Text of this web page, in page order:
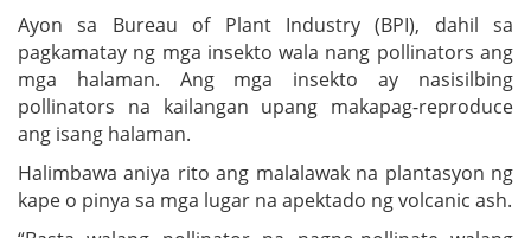
Ayon sa Bureau of Plant Industry (BPI), dahil sa
pagkamatay ng mga insekto wala nang pollinators ang
mga halaman. Ang mga insekto ay nasisilbing
pollinators na kailangan upang makapag-reproduce
ang isang halaman.
Halimbawa aniya rito ang malalawak na plantasyon ng
kape o pinya sa mga lugar na apektado ng volcanic ash.